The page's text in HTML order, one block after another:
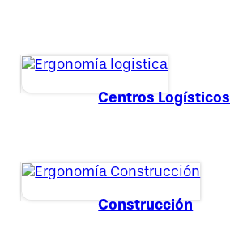
Centros Logísticos
Construcción